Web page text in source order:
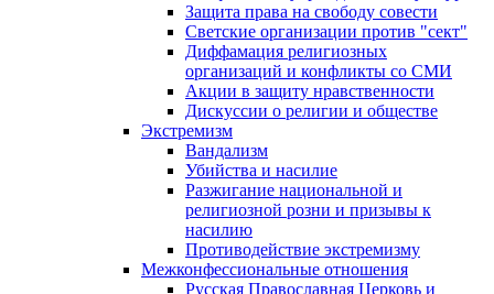
Защита права на свободу совести
Светские организации против "сект"
Диффамация религиозных
организаций и конфликты со СМИ
Акции в защиту нравственности
Дискуссии о религии и обществе
Экстремизм
Вандализм
Убийства и насилие
Разжигание национальной и
религиозной розни и призывы к
насилию
Противодействие экстремизму
Межконфессиональные отношения
Русская Православная Церковь и